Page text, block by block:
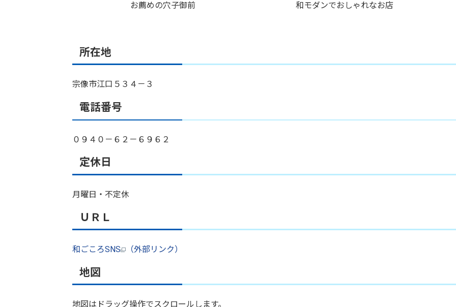
お薦めの穴子御前 和モダンでおしゃれなお店
所在地
宗像市江口５３４－３
電話番号
０９４０－６２－６９６２
定休日
月曜日・不定休
ＵＲＬ
和ごころSNS （外部リンク）
地図
地図はドラッグ操作でスクロールします。